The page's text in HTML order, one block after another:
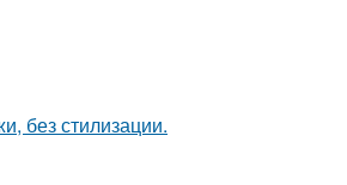
без стилизации.